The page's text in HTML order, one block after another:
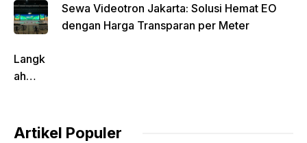
Sewa Videotron Jakarta: Solusi Hemat EO
dengan Harga Transparan per Meter
Langk
ah
dalam
Artikel Populer